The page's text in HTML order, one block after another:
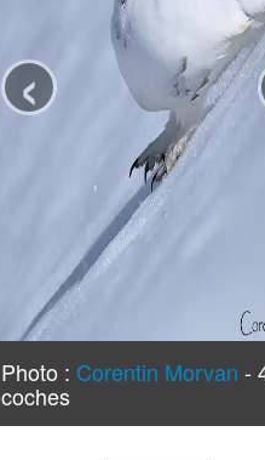
Photo : Corentin Morvan -
coches
‹